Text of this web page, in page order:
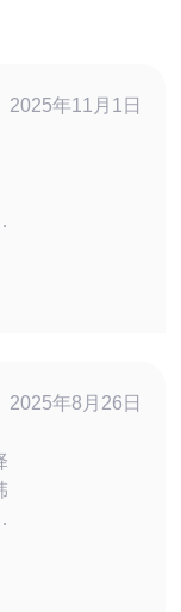
2025年11月1日
2025年8月26日